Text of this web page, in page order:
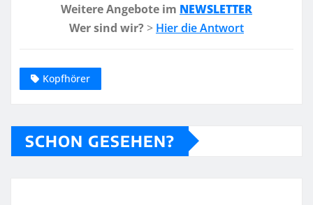
Weitere Angebote im NEWSLETTER
Wer sind wir? > Hier die Antwort
Kopfhörer
SCHON GESEHEN?